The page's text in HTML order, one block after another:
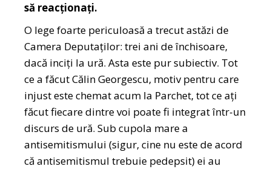
să reacționați.
O lege foarte periculoasă a trecut astăzi de
Camera Deputaților: trei ani de închisoare,
dacă inciți la ură. Asta este pur subiectiv. Tot
ce a făcut Călin Georgescu, motiv pentru care
injust este chemat acum la Parchet, tot ce ați
făcut fiecare dintre voi poate fi integrat într-un
discurs de ură. Sub cupola mare a
antisemitismului (sigur, cine nu este de acord
că antisemitismul trebuie pedepsit) ei au